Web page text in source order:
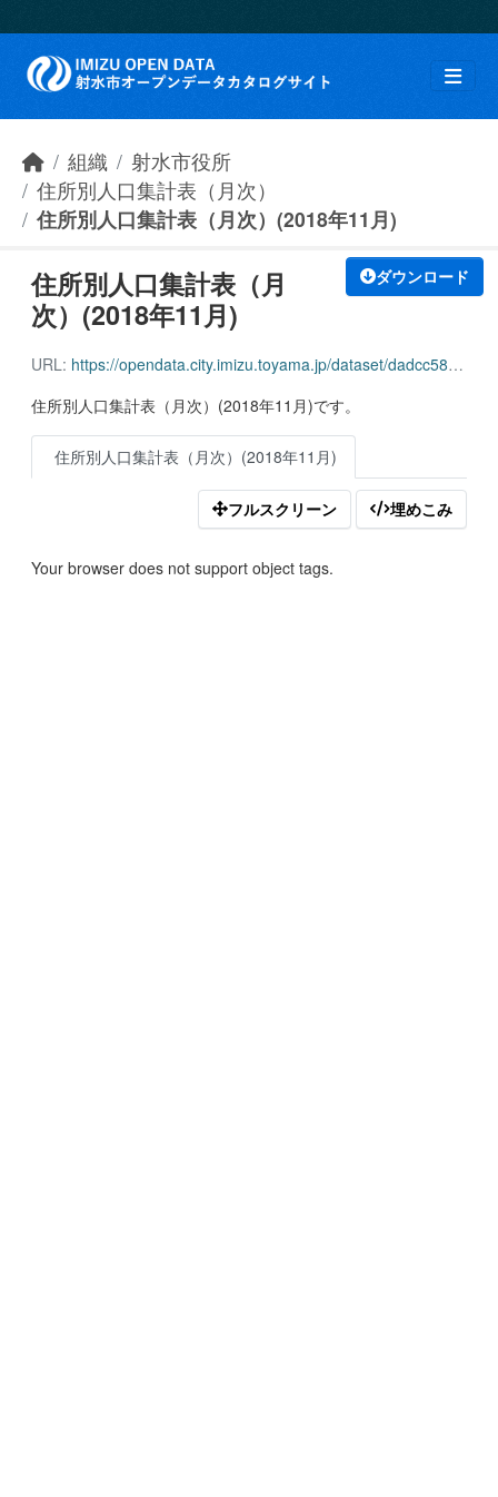
組織
射水市役所
住所別人口集計表（月次）
住所別人口集計表（月次）(2018年11月)
ダウンロード
住所別人口集計表（月
次）(2018年11月)
URL: https://opendata.city.imizu.toyama.jp/dataset/dadcc58b-d4fb-4eae-9c30-612a41b08c0b/resource/9453467a-51eb-43f0-9c91-d523f685d18b/download/162116_adress_population_all_201811.pdf
住所別人口集計表（月次）(2018年11月)です。
住所別人口集計表（月次）(2018年11月)
フルスクリーン 埋めこみ
Your browser does not support object tags.